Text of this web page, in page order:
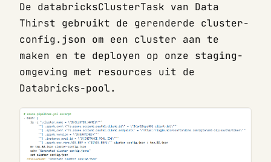
De databricksClusterTask van Data
Thirst gebruikt de gerenderde cluster-
config.json om een cluster aan te
maken en te deployen op onze staging-
omgeving met resources uit de
Databricks-pool.